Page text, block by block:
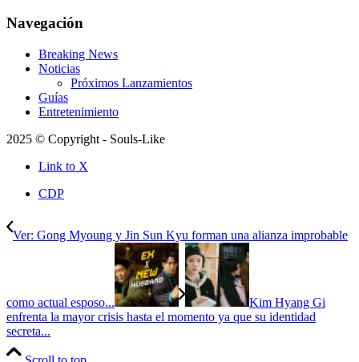
Navegación
Breaking News
Noticias
Próximos Lanzamientos
Guías
Entretenimiento
2025 © Copyright - Souls-Like
Link to X
CDP
Ver: Gong Myoung y Jin Sun Kyu forman una alianza improbable
como actual esposo...
Kim Hyang Gi
enfrenta la mayor crisis hasta el momento ya que su identidad
secreta...